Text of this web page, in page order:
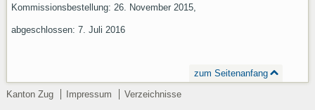
Kommissionsbestellung: 26. November 2015,
abgeschlossen: 7. Juli 2016
zum Seitenanfang
Kanton Zug
Impressum Verzeichnisse